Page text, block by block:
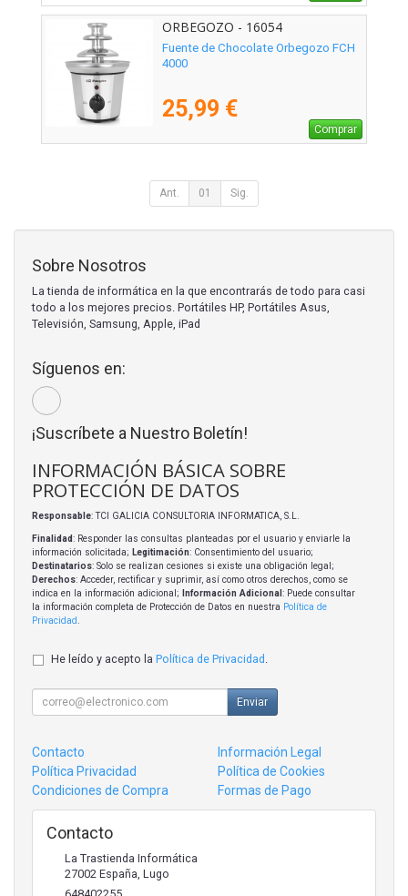
ORBEGOZO - 16054
Fuente de Chocolate Orbegozo FCH
4000
25,99 €
Comprar
Ant. 01 Sig.
Sobre Nosotros
La tienda de informática en la que encontrarás de todo para casi
todo a los mejores precios. Portátiles HP, Portátiles Asus,
Televisión, Samsung, Apple, iPad
Síguenos en:
¡Suscríbete a Nuestro Boletín!
INFORMACIÓN BÁSICA SOBRE
PROTECCIÓN DE DATOS
Responsable: TCI GALICIA CONSULTORIA INFORMATICA, S.L.
Finalidad: Responder las consultas planteadas por el usuario y enviarle la
información solicitada; Legitimación: Consentimiento del usuario;
Destinatarios: Solo se realizan cesiones si existe una obligación legal;
Derechos: Acceder, rectificar y suprimir, así como otros derechos, como se
indica en la información adicional;
Información Adicional : Puede consultar
la información completa de Protección de Datos en nuestra Política de
Privacidad.
He leído y acepto la Política de Privacidad .
Enviar
Contacto
Información Legal
Política Privacidad
Política de Cookies
Condiciones de Compra
Formas de Pago
Contacto
La Trastienda Informática
27002 España, Lugo